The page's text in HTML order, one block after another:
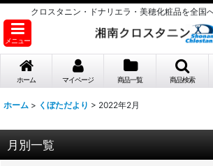
クロスタニン・ドナリエラ・美穂化粧品を全国
メニュー
ホーム マイページ 商品一覧 商品検索
ホーム > くぼただより > 2022年2月
月別一覧